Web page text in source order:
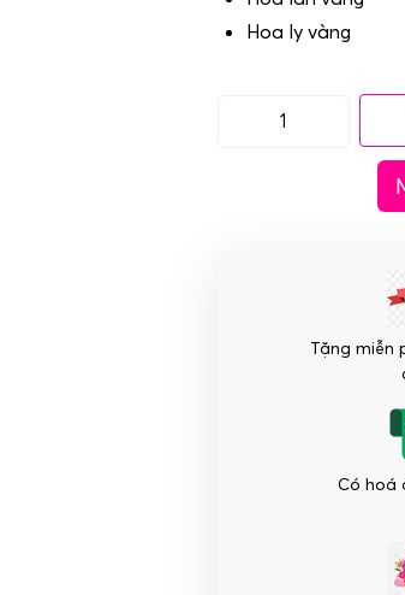
Hoa ly vàng
Lẵng
NhiênTặng miễn
Có hoá